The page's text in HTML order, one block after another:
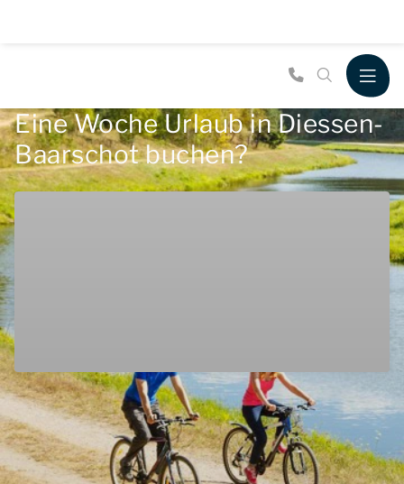
Eine Woche Urlaub in Diessen-
Baarschot buchen?